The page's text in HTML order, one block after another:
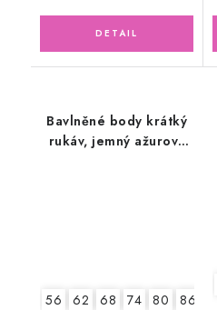
Bavlněné body krátký
rukáv, jemný ažurový
56 62 68 74 80 86